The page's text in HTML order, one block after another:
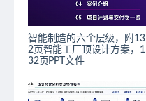
智能制造的六个层级，附13
2页智能工厂顶设计方案，1
32页PPT文件